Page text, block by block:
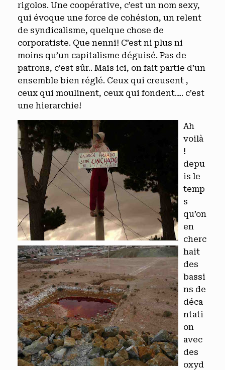
rigolos. Une coopérative, c’est un nom sexy,
qui évoque une force de cohésion, un relent
de syndicalisme, quelque chose de
corporatiste. Que nenni! C’est ni plus ni
moins qu’un capitalisme déguisé. Pas de
patrons, c’est sûr.. Mais ici, on fait partie d’un
ensemble bien réglé. Ceux qui creusent ,
ceux qui moulinent, ceux qui fondent…. c’est
une hierarchie!
Ah
voilà
!
depu
is le
temp
s
qu’on
en
cherc
hait
des
bassi
ns de
déca
ntati
on
avec
des
oxyd